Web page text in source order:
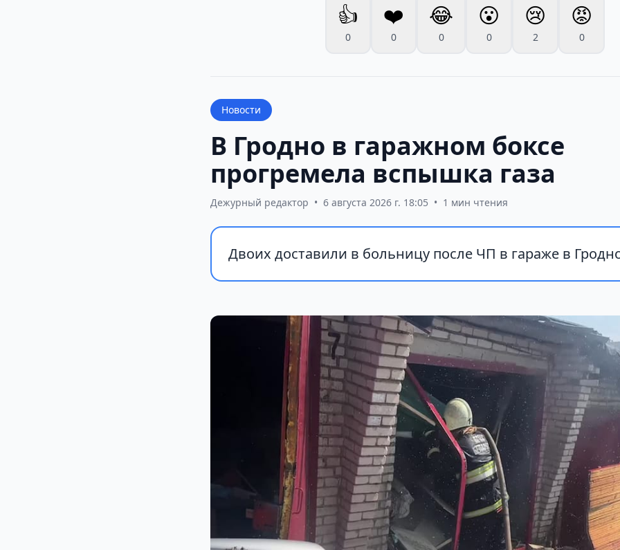
👍
0
❤️
0
😂
0
😮
0
😢
2
😡
0
Новости
В Гродно в гаражном боксе
прогремела вспышка газа
Дежурный редактор • 6 августа 2026 г. 18:05 • 1 мин чтения
Двоих доставили в больницу после ЧП в гараже в